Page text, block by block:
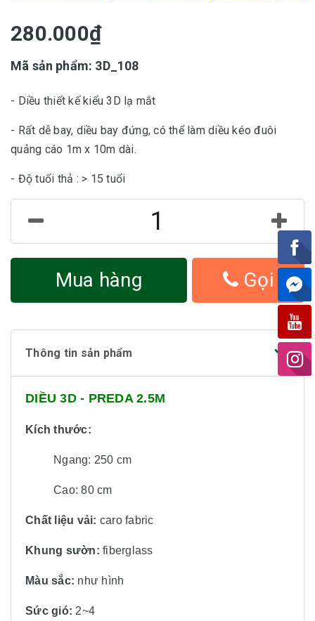
280.000₫
Mã sản phẩm: 3D_108
- Diều thiết kế kiểu 3D lạ mắt
- Rất dễ bay, diều bay đứng, có thể làm diều kéo đuôi
quảng cáo 1m x 10m dài.
- Độ tuổi thả : > 15 tuổi
Mua hàng Gọi
Thông tin sản phẩm
DIỀU 3D - PREDA 2.5M
Kích thước:
Ngang: 250 cm
Cao:80 cm
Chất liệu vải: caro fabric
Khung sườn: fiberglass
Màu sắc: như hình
Sức gió: 2~4